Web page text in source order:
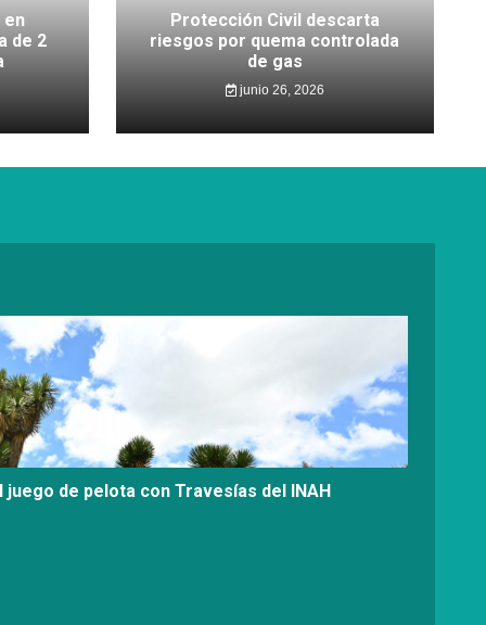
en
de 2
Protección Civil descarta
riesgos por quema controlada
de gas
junio 26, 2026
de pelota con Travesías del INAH